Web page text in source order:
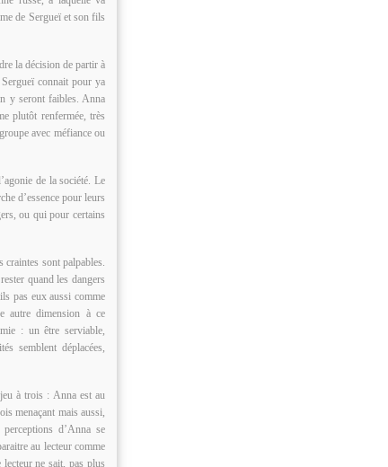
de Sergueï et son fils
la décision de partir à
connait pour ya
y seront faibles. Anna
plutôt renfermée, très
avec méfiance ou
de la société. Le
d’essence pour leurs
ou qui pour certains
craintes sont palpables.
quand les dangers
pas eux aussi comme
autre dimension à ce
: un être serviable,
semblent déplacées,
à trois : Anna est au
menaçant mais aussi,
d’Anna se
au lecteur comme
ne sait, pas plus